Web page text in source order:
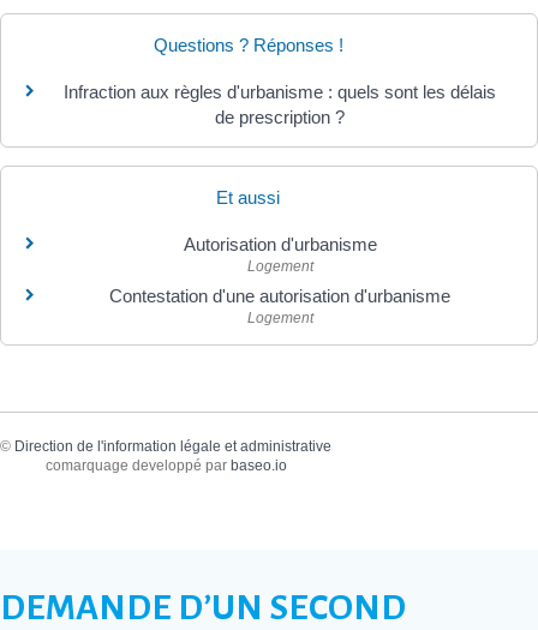
Questions ? Réponses !
Infraction aux règles d'urbanisme : quels sont les délais
de prescription ?
Et aussi
Autorisation d'urbanisme
Logement
Contestation d'une autorisation d'urbanisme
Logement
© Direction de l'information légale et administrative
comarquage developpé par baseo.io
DEMANDE D’UN SECOND